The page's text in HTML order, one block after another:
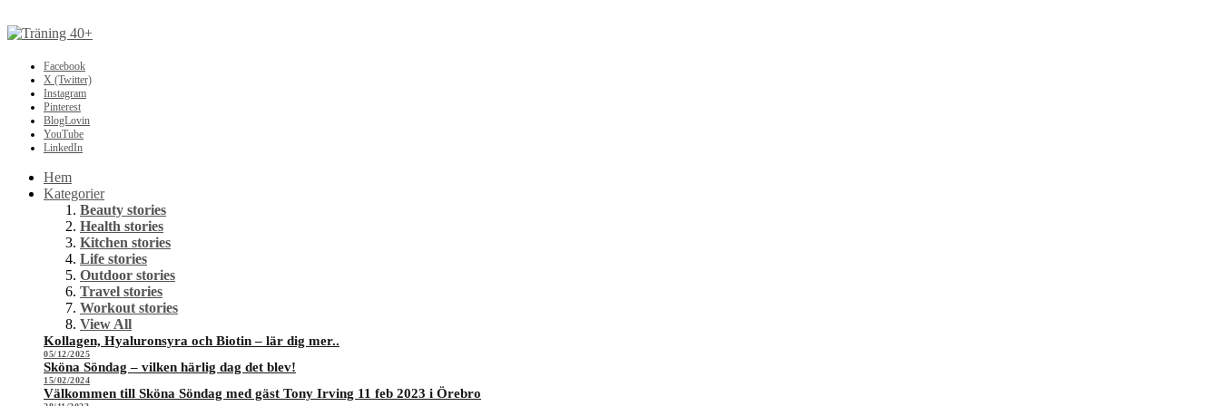
Facebook
X (Twitter)
Instagram
Pinterest
BlogLovin
YouTube
LinkedIn
Hem
Kategorier
Beauty stories
Health stories
Kitchen stories
Life stories
Outdoor stories
Travel stories
Workout stories
View All
Kollagen, Hyaluronsyra och Biotin – lär dig mer..
05/12/2025
Sköna Söndag – vilken härlig dag det blev!
15/02/2024
Välkommen till Sköna Söndag med gäst Tony Irving 11 feb 2023 i Örebro